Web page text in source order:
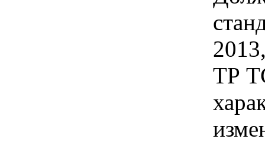
ТР